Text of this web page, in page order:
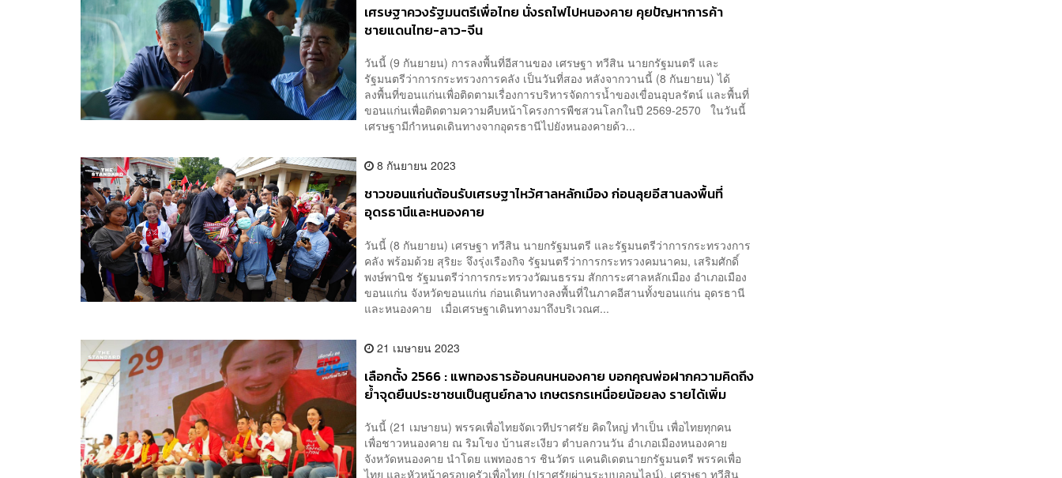
เศรษฐาควงรัฐมนตรีเพื่อไทย นั่งรถไฟไปหนองคาย คุยปัญหาการค้า
ชายแดนไทย-ลาว-จีน
วันนี้ (9 กันยายน) การลงพื้นที่อีสานของ เศรษฐา ทวีสิน นายกรัฐมนตรี และ
รัฐมนตรีว่าการกระทรวงการคลัง เป็นวันที่สอง หลังจากวานนี้ (8 กันยายน) ได้
ลงพื้นที่ขอนแก่นเพื่อติดตามเรื่องการบริหารจัดการน้ำของเขื่อนอุบลรัตน์ และพื้นที่
ขอนแก่นเพื่อติดตามความคืบหน้าโครงการพืชสวนโลกในปี 2569-2570 ในวันนี้
เศรษฐามีกำหนดเดินทางจากอุดรธานีไปยังหนองคายด้ว...
8 กันยายน 2023
ชาวขอนแก่นต้อนรับเศรษฐาไหว้ศาลหลักเมือง ก่อนลุยอีสานลงพื้นที่
อุดรธานีและหนองคาย
วันนี้ (8 กันยายน) เศรษฐา ทวีสิน นายกรัฐมนตรี และรัฐมนตรีว่าการกระทรวงการ
คลัง พร้อมด้วย สุริยะ จึงรุ่งเรืองกิจ รัฐมนตรีว่าการกระทรวงคมนาคม, เสริมศักดิ์
พงษ์พานิช รัฐมนตรีว่าการกระทรวงวัฒนธรรม สักการะศาลหลักเมือง อำเภอเมือง
ขอนแก่น จังหวัดขอนแก่น ก่อนเดินทางลงพื้นที่ในภาคอีสานทั้งขอนแก่น อุดรธานี
และหนองคาย เมื่อเศรษฐาเดินทางมาถึงบริเวณศ...
21 เมษายน 2023
เลือกตั้ง 2566 : แพทองธารอ้อนคนหนองคาย บอกคุณพ่อฝากความคิดถึง
ย้ำจุดยืนประชาชนเป็นศูนย์กลาง เกษตรกรเหนื่อยน้อยลง รายได้เพิ่ม
วันนี้ (21 เมษายน) พรรคเพื่อไทยจัดเวทีปราศรัย คิดใหญ่ ทำเป็น เพื่อไทยทุกคน
เพื่อชาวหนองคาย ณ ริมโขง บ้านสะเงียว ตำบลกวนวัน อำเภอเมืองหนองคาย
จังหวัดหนองคาย นำโดย แพทองธาร ชินวัตร แคนดิเดตนายกรัฐมนตรี พรรคเพื่อ
ไทย และหัวหน้าครอบครัวเพื่อไทย (ปราศรัยผ่านระบบออนไลน์), เศรษฐา ทวีสิน